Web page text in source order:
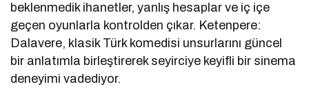
beklenmedik ihanetler, yanlış hesaplar ve iç içe
geçen oyunlarla kontrolden çıkar. Ketenpere:
Dalavere, klasik Türk komedisi unsurlarını güncel
bir anlatımla birleştirerek seyirciye keyifli bir sinema
deneyimi vadediyor.